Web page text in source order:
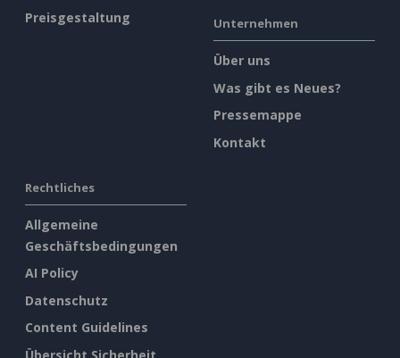
Preisgestaltung
Unternehmen
Über uns
Was gibt es Neues?
Pressemappe
Kontakt
Rechtliches
Allgemeine
Geschäftsbedingungen
AI Policy
Datenschutz
Content Guidelines
Übersicht Sicherheit